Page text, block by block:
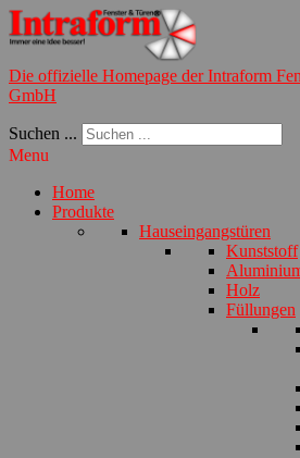
Die offizielle Homepage der Intraform
GmbH
Suchen ...
Menu
Home
Produkte
Hauseingangstüren
Kunststoff
Holz
Füllungen